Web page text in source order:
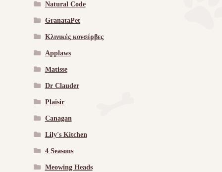
Natural Code
GranataPet
Κλινικές κονσέρβες
Applaws
Matisse
Dr Clauder
Plaisir
Canagan
Lily's Kitchen
4 Seasons
Meowing Heads